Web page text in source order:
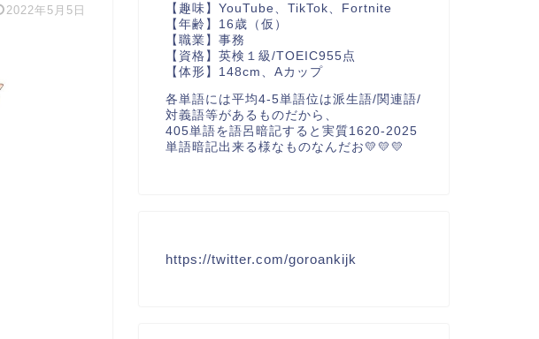
2022年5月5日
【趣味】YouTube、TikTok、Fortnite
【年齢】16歳（仮）
【職業】事務
【資格】英検１級/TOEIC955点
【体形】148cm、Aカップ
各単語には平均4-5単語位は派生語/関連語/
対義語等があるものだから、
405単語を語呂暗記すると実質1620-2025
単語暗記出来る様なものなんだお💛💛💛
https://twitter.com/goroankijk